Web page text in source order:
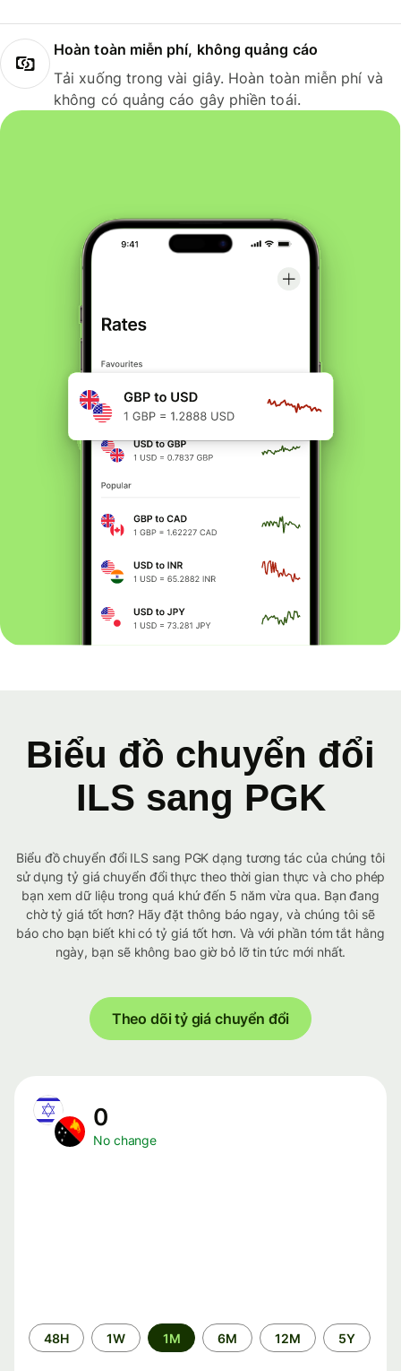
Hoàn toàn miễn phí, không quảng cáo
Tải xuống trong vài giây. Hoàn toàn miễn phí và
không có quảng cáo gây phiền toái.
Biểu đồ chuyển đổi
ILS sang PGK
Biểu đồ chuyển đổi ILS sang PGK dạng tương tác của chúng tôi
sử dụng tỷ giá chuyển đổi thực theo thời gian thực và cho phép
bạn xem dữ liệu trong quá khứ đến 5 năm vừa qua. Bạn đang
chờ tỷ giá tốt hơn? Hãy đặt thông báo ngay, và chúng tôi sẽ
báo cho bạn biết khi có tỷ giá tốt hơn. Và với phần tóm tắt hằng
ngày, bạn sẽ không bao giờ bỏ lỡ tin tức mới nhất.
Theo dõi tỷ giá chuyển đổi
0
No change
Time
period
48H 1W 1M 6M 12M 5Y